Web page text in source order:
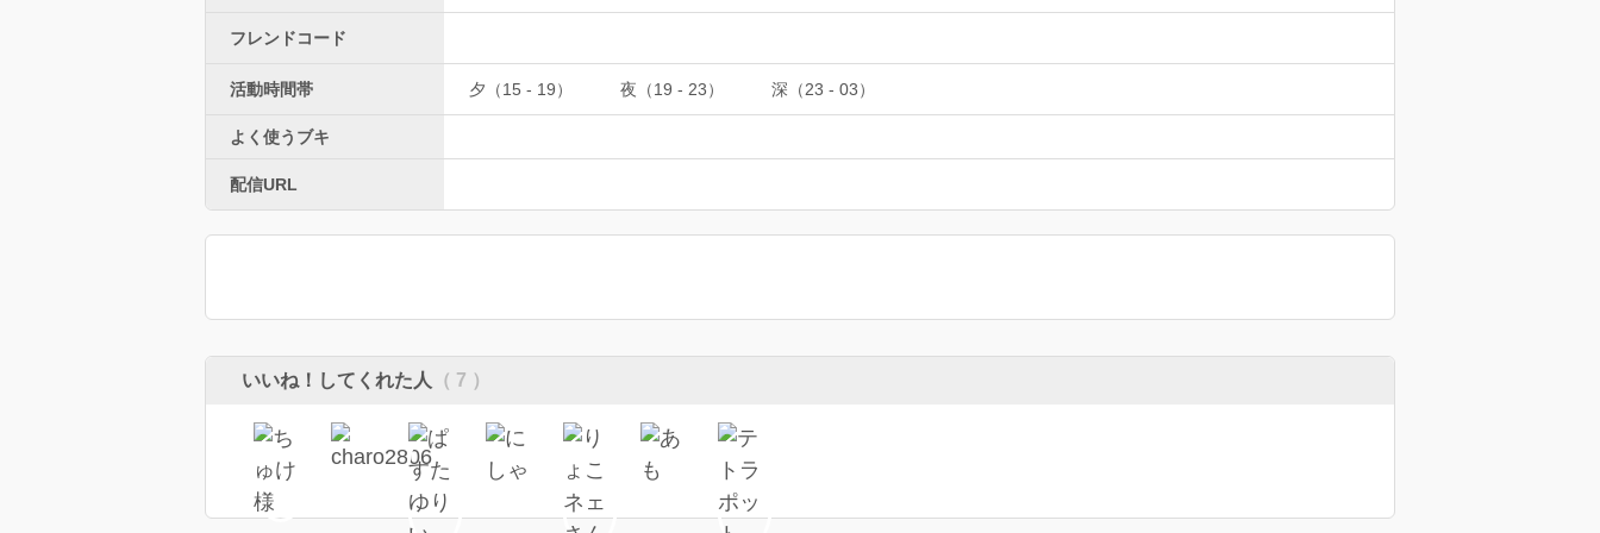
フレンドコード
活動時間帯 夕（15 - 19） 夜（19 - 23） 深（23 - 03）
よく使うブキ
配信URL
いいね！してくれた人 （ 7 ）